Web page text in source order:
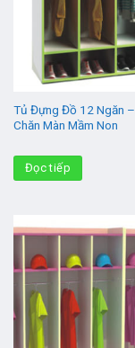
Tủ Đựng Đồ 12 Ngăn –
Chăn Màn Mầm Non
Đọc tiếp